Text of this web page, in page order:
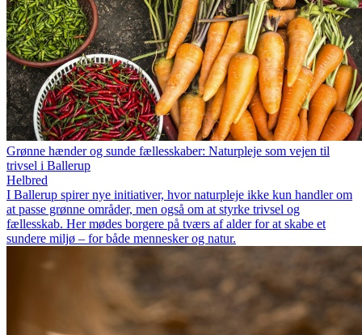
Grønne hænder og sunde fællesskaber: Naturpleje som vejen til
trivsel i Ballerup
Helbred
I Ballerup spirer nye initiativer, hvor naturpleje ikke kun handler om
at passe grønne områder, men også om at styrke trivsel og
fællesskab. Her mødes borgere på tværs af alder for at skabe et
sundere miljø – for både mennesker og natur.